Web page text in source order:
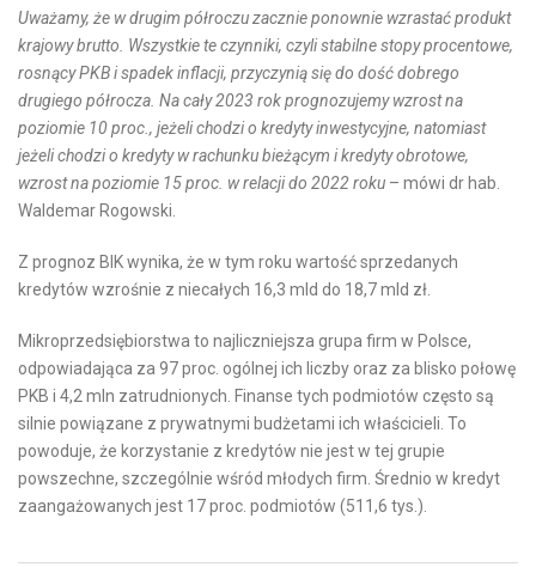
Uważamy, że w drugim półroczu zacznie ponownie wzrastać produkt
krajowy brutto. Wszystkie te czynniki, czyli stabilne stopy procentowe,
rosnący PKB i spadek inflacji, przyczynią się do dość dobrego
drugiego półrocza. Na cały 2023 rok prognozujemy wzrost na
poziomie 10 proc., jeżeli chodzi o kredyty inwestycyjne, natomiast
jeżeli chodzi o kredyty w rachunku bieżącym i kredyty obrotowe,
wzrost na poziomie 15 proc. w relacji do 2022 roku – mówi dr hab.
Waldemar Rogowski.
Z prognoz BIK wynika, że w tym roku wartość sprzedanych
kredytów wzrośnie z niecałych 16,3 mld do 18,7 mld zł.
Mikroprzedsiębiorstwa to najliczniejsza grupa firm w Polsce,
odpowiadająca za 97 proc. ogólnej ich liczby oraz za blisko połowę
PKB i 4,2 mln zatrudnionych. Finanse tych podmiotów często są
silnie powiązane z prywatnymi budżetami ich właścicieli. To
powoduje, że korzystanie z kredytów nie jest w tej grupie
powszechne, szczególnie wśród młodych firm. Średnio w kredyt
zaangażowanych jest 17 proc. podmiotów (511,6 tys.).